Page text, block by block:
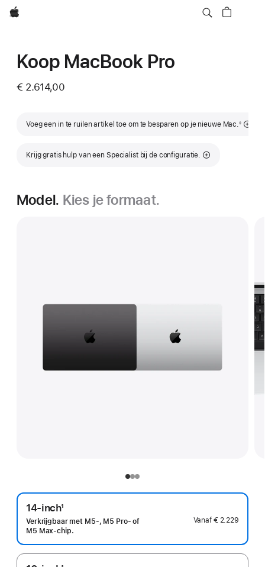
Apple
Koop MacBook Pro
€ 2.614,00
Voeg een in te ruilen artikel toe om te besparen op je nieuwe Mac.
Voetnoot
◊
Krijg gratis hulp van een Specialist bij de configuratie.
Model. Kies je formaat.
14-inch
Voetnoot
1
Verkrijgbaar met M5-, M5 Pro- of
M5 Max-chip.
Vanaf € 2.229